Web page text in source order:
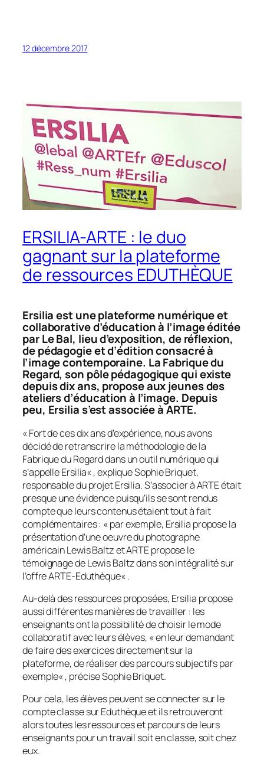
12 décembre 2017
ERSILIA-ARTE : le duo
gagnant sur la plateforme
de ressources EDUTHÈQUE
Ersilia est une plateforme numérique et
collaborative d’éducation à l’image éditée
par Le Bal, lieu d’exposition, de réflexion,
de pédagogie et d’édition consacré à
l’image contemporaine. La Fabrique du
Regard, son pôle pédagogique qui existe
depuis dix ans, proposeaux jeunesdes
ateliers d’éducation à l’image. Depuis
peu, Ersilia s’est associée à ARTE.
«Fort de ces dix ans d’expérience, nous avons
décidé de retranscrire la méthodologie de la
Fabrique du Regard dans un outil numérique qui
s’appelle Ersilia« , explique Sophie Briquet,
responsable du projet Ersilia. S’associer à ARTE était
presque une évidence puisqu’ils se sont rendus
compte que leurs contenus étaient tout à fait
complémentaires : «par exemple, Ersilia propose la
présentation d’une oeuvre du photographe
américain Lewis Baltz et ARTE propose le
témoignage de Lewis Baltz dans son intégralité sur
l’offre ARTE-Eduthèque« .
Au-delà des ressources proposées, Ersilia propose
aussi différentes manières de travailler : les
enseignants ont la possibilité de choisir le mode
collaboratif avec leurs élèves, «en leur demandant
de faire des exercices directement sur la
plateforme, de réaliser des parcours subjectifs par
exemple« , précise Sophie Briquet.
Pour cela, les élèves peuvent se connecter sur le
compte classe sur Eduthèque et ils retrouveront
alors toutes les ressources et parcours de leurs
enseignants pour un travail soit en classe, soit chez
eux.